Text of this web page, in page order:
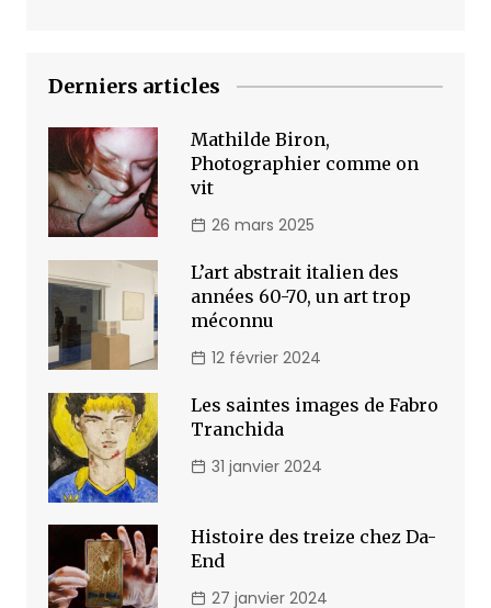
Derniers articles
Mathilde Biron,
Photographier comme on
vit
26 mars 2025
L’art abstrait italien des
années 60-70, un art trop
méconnu
12 février 2024
Les saintes images de Fabro
Tranchida
31 janvier 2024
Histoire des treize chez Da-
End
27 janvier 2024